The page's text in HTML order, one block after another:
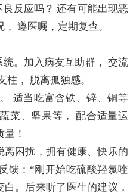
反应吗？ 还有可能出现恶
遵医嘱，定期复查。
。加入病友互助群， 交流
， 脱离孤独感。
适当吃富含铁、锌、铜等
菜、坚果等， 配合适量运
！
离困扰，拥有健康、快乐的
馈：“刚开始吃硫酸羟氯喹
。后来听了医生的建议，